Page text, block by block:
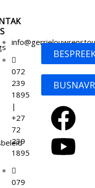
072
239
1895
|
+27
72
239
1895
079
F
a
Y
o